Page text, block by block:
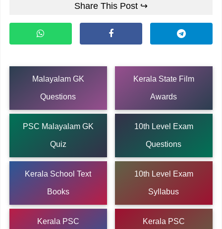
Share This Post ↪
Malayalam GK
Questions
Kerala State Film
Awards
PSC Malayalam GK
Quiz
10th Level Exam
Questions
Kerala School Text
Books
10th Level Exam
Syllabus
Kerala PSC Kerala PSC